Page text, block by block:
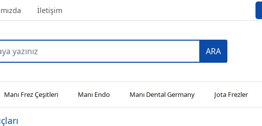
İletişim
ARA
Manı Frez Çeşitleri Manı Endo Manı Dental Germany Jota Frezler